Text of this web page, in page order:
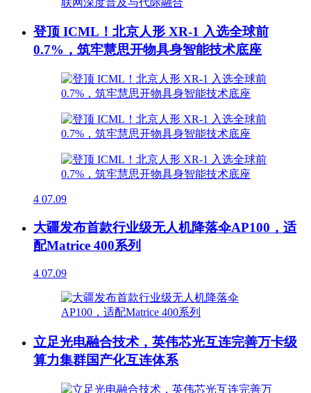
登顶 ICML！北京人形 XR-1 入选全球前
0.7%，筑牢慧思开物具身智能技术底座
4 07.09
大疆发布首款行业级无人机降落伞AP100，适
配Matrice 400系列
4 07.09
立足光电融合技术，英伟芯光互连完善万卡级
算力集群国产化互连体系